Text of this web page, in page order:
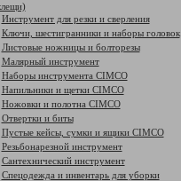
Инструмент для резки и сверления
Ключи, шестигранники и наборы головок
Листовые ножницы и болторезы
Малярный инструмент
Наборы инструмента CIMCO
Напильники и щетки CIMCO
Ножовки и полотна CIMCO
Отвертки и биты
Пустые кейсы, сумки и ящики CIMCO
Резьбонарезной инструмент
Сантехнический инструмент
Спецодежда и инвентарь для уборки